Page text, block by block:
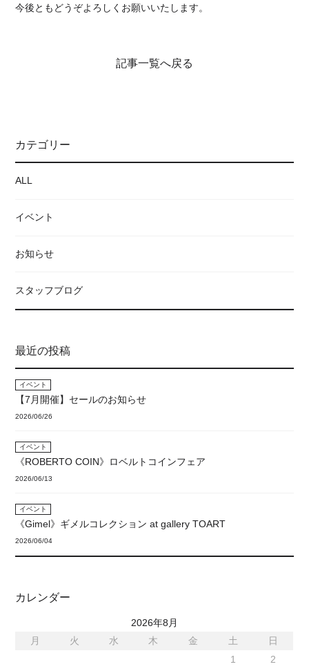
カテゴリー
ALL
イベント
お知らせ
スタッフブログ
最近の投稿
イベント
【7月開催】セールのお知らせ
2026/06/26
イベント
《ROBERTO COIN》ロベルトコインフェア
2026/06/13
イベント
《Gimel》ギメルコレクション at gallery TOART
2026/06/04
カレンダー
2026年8月
月
火 水 木 金 土
日
1
2
今後ともどうぞよろしくお願いいたします。
記事一覧へ戻る